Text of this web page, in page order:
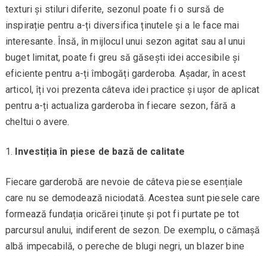
texturi și stiluri diferite, sezonul poate fi o sursă de
inspirație pentru a-ți diversifica ținutele și a le face mai
interesante. Însă, în mijlocul unui sezon agitat sau al unui
buget limitat, poate fi greu să găsești idei accesibile și
eficiente pentru a-ți îmbogăți garderoba. Așadar, în acest
articol, îți voi prezenta câteva idei practice și ușor de aplicat
pentru a-ți actualiza garderoba în fiecare sezon, fără a
cheltui o avere.
Investiția în piese de bază de calitate
Fiecare garderobă are nevoie de câteva piese esențiale
care nu se demodează niciodată. Acestea sunt piesele care
formează fundația oricărei ținute și pot fi purtate pe tot
parcursul anului, indiferent de sezon. De exemplu, o cămașă
albă impecabilă, o pereche de blugi negri, un blazer bine